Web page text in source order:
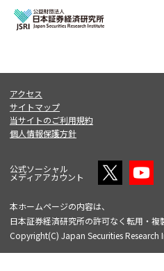
アクセス
サイトマップ
当サイトのご利用規約
個人情報保護方針
公式ソーシャル
メディアアカウント
本ホームページの内容は、
日本証券経済研究所の許可なく転用・複
Copyright(C) Japan Securities Research